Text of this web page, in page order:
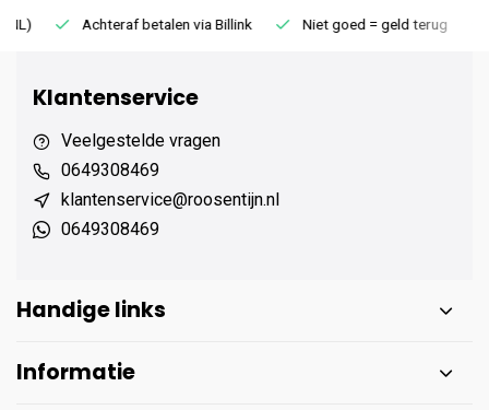
Achteraf betalen via Billink Niet goed = geld terug
Klantenservice
Veelgestelde vragen
0649308469
klantenservice@roosentijn.nl
0649308469
Handige links
Informatie